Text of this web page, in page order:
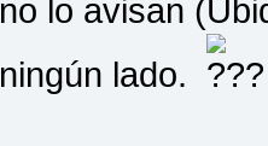
no lo avisan
ningún lado.